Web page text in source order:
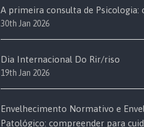
A primeira consulta de Psicologia:
30th Jan 2026
Dia Internacional Do Rir/riso
19th Jan 2026
Envelhecimento Normativo e
Patológico: compreender para